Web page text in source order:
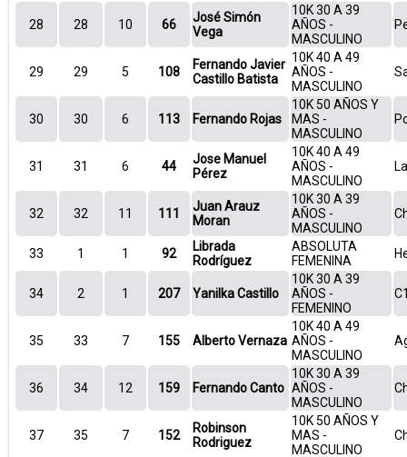
28 28 10 66
José Simón
Vega
10K 30 A 39
AÑOS -
MASCULINO
29 29 5 108
Fernando Javier
Castillo Batista
10K 40 A 49
AÑOS -
MASCULINO
30 30 6 113 Fernando Rojas
10K 50 AÑOS Y
MAS -
MASCULINO
31 31 6 44
Jose Manuel
Pérez
10K 40 A 49
AÑOS -
MASCULINO
32 32 11 111
Juan Arauz
Moran
10K 30 A 39
AÑOS -
MASCULINO
33 1 1 92
Librada
Rodríguez
ABSOLUTA
FEMENINA
34 2 1 207 Yanilka Castillo
10K 30 A 39
AÑOS -
FEMENINO
35 33 7 155 Alberto Vernaza
10K 40 A 49
AÑOS -
MASCULINO
36 34 12 159 Fernando Canto
10K 30 A 39
AÑOS -
MASCULINO
37 35 7 152
Robinson
Rodriguez
10K 50 AÑOS Y
MAS -
MASCULINO